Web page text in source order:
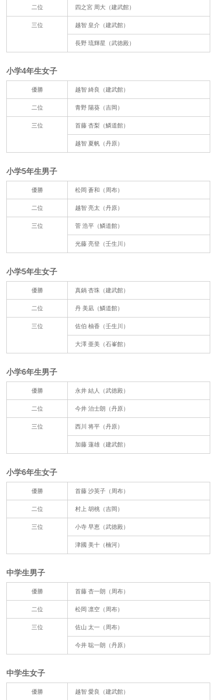
二位 四之宮 周大（建武館）
三位 越智 皇介（建武館）
長野 琉輝星（武徳殿）
小学4年生女子
優勝 越智 綺良（建武館）
二位 青野 陽葵（吉岡）
三位 首藤 杏梨（鱗道館）
越智 夏帆（丹原）
小学5年生男子
優勝 松岡 蒼和（周布）
二位 越智 亮太（丹原）
三位 菅 浩平（鱗道館）
光藤 亮登（壬生川）
小学5年生女子
優勝 真鍋 杏珠（建武館）
二位 丹 美凪（鱗道館）
三位 佐伯 柚香（壬生川）
大澤 亜美（石峯館）
小学6年生男子
優勝 永井 結人（武徳殿）
二位 今井 治士朗（丹原）
三位 西川 将平（丹原）
加藤 蓮雄（建武館）
小学6年生女子
優勝 首藤 沙英子（周布）
二位 村上 胡桃（吉岡）
三位 小寺 早恵（武徳殿）
津國 美十（楠河）
中学生男子
優勝 首藤 杏一朗（周布）
二位 松岡 凛空（周布）
三位 佐山 太一（周布）
今井 聡一朗（丹原）
中学生女子
優勝 越智 愛良（建武館）